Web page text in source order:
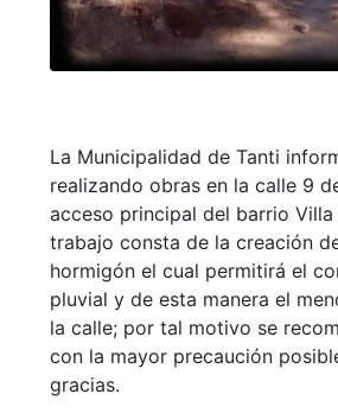
La Municipalidad de Tanti
realizando obras en la calle 9
acceso principal del barrio Villa
trabajo consta de la creación
hormigón el cual permitirá el
pluvial y de esta manera el
la calle; por tal motivo se
con la mayor precaución
gracias.